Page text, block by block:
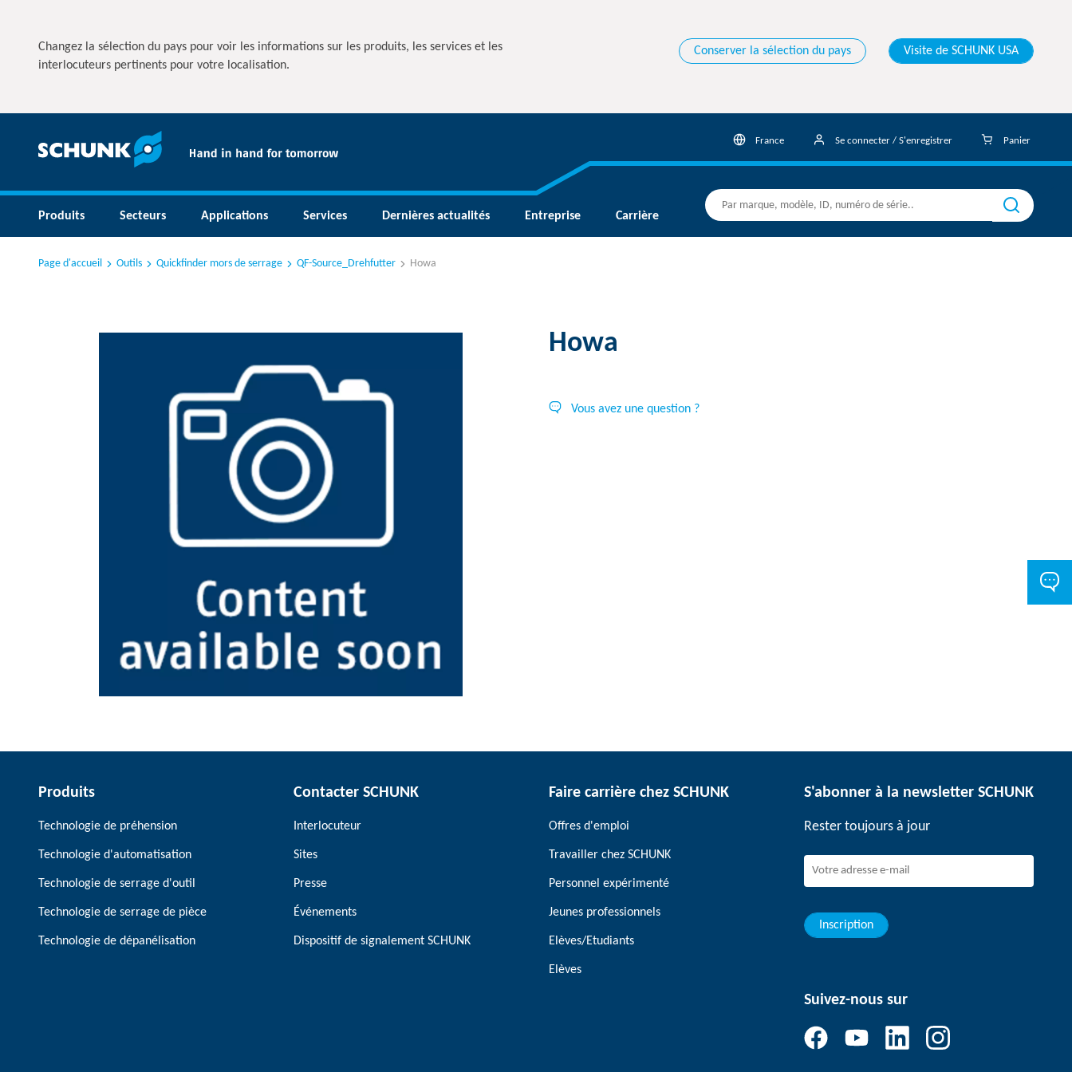
Changez la sélection du pays pour voir les informations sur les produits, les services et les
interlocuteurs pertinents pour votre localisation.
Conserver la sélection du pays Visite de SCHUNK USA
France Se connecter / S'enregistrer Panier
Produits Secteurs Applications Services Dernières actualités Entreprise Carrière
Page d'accueil Outils Quickfinder mors de serrage QF-Source_Drehfutter Howa
Howa
Vous avez une question ?
Produits
Technologie de préhension
Technologie d'automatisation
Technologie de serrage d'outil
Technologie de serrage de pièce
Technologie de dépanélisation
Contacter SCHUNK
Interlocuteur
Sites
Presse
Événements
Dispositif de signalement SCHUNK
Faire carrière chez SCHUNK
Offres d'emploi
Travailler chez SCHUNK
Personnel expérimenté
Jeunes professionnels
Elèves/Etudiants
Elèves
S'abonner à la newsletter SCHUNK
Rester toujours à jour
Inscription
Suivez-nous sur